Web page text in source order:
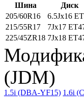
Шина Диск
205/60R16
6.5Jx16
215/55R17
7Jx17
225/45ZR18 7Jx18
(JDM)
1.5i (DBA-YF15) 1.6i